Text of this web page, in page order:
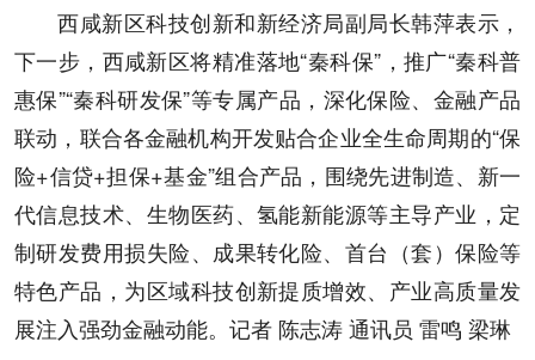
西咸新区科技创新和新经济局副局长韩萍表示，
下一步，西咸新区将精准落地“秦科保”，推广“秦科普
惠保”“秦科研发保”等专属产品，深化保险、金融产品
联动，联合各金融机构开发贴合企业全生命周期的“保
险+信贷+担保+基金”组合产品，围绕先进制造、新一
代信息技术、生物医药、氢能新能源等主导产业，定
制研发费用损失险、成果转化险、首台（套）保险等
特色产品，为区域科技创新提质增效、产业高质量发
展注入强劲金融动能。记者 陈志涛 通讯员 雷鸣 梁琳